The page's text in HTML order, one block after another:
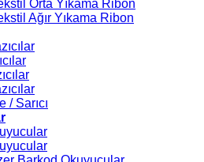
Orta Yıkama Ribon
Ağır Yıkama Ribon
/ Sarıcı